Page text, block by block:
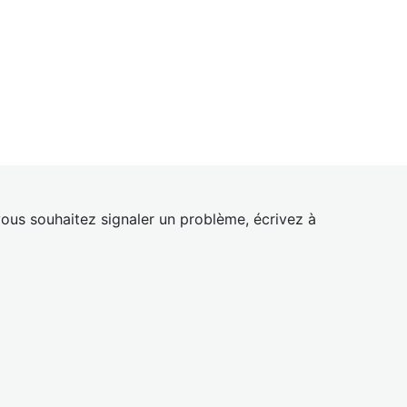
souhaitez signaler un problème, écrivez à